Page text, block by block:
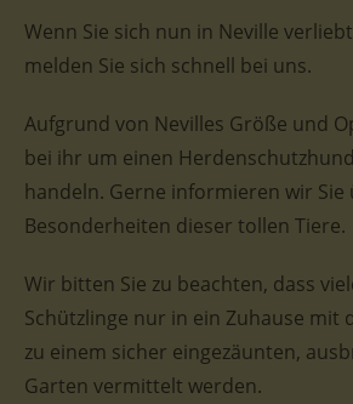
Wenn Sie sich nun in Neville
melden Sie sich schnell bei uns.
Aufgrund von Nevilles Größe und
bei ihr um einen
handeln. Gerne informieren wir Sie
Besonderheiten dieser tollen Tiere.
Wir bitten Sie zu beachten, dass
Schützlinge nur in ein Zuhause mit
zu einem sicher eingezäunten,
Garten vermittelt werden.